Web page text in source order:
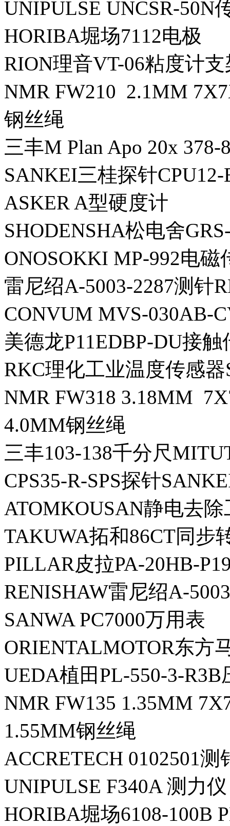
UNIPULSE UNCSR-50N
HORIBA堀场7112电极
RION理音VT-06粘度计支
NMR FW210 2.1MM
钢丝绳
三丰M Plan Apo 20x
SANKEI三桂探针CPU12-
ASKER A型硬度计
SHODENSHA松电舍
ONOSOKKI MP-992电磁
雷尼绍A-5003-2287测针
CONVUM MVS-030AB-
美德龙P11EDBP-DU接
RKC理化工业温度传感器
NMR FW318 3.18MM
4.0MM钢丝绳
三丰103-138千分尺
CPS35-R-SPS探针
ATOMKOUSAN静电去除
TAKUWA拓和86CT同步
PILLAR皮拉PA-20HB-
RENISHAW雷尼绍A-
SANWA PC7000万用表
ORIENTALMOTOR东方
UEDA植田PL-550-3-R3B
NMR FW135 1.35MM
1.55MM钢丝绳
ACCRETECH 0102501测
UNIPULSE F340A 测力仪
HORIBA堀场6108-100B